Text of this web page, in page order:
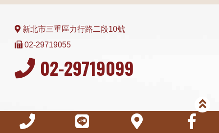
新北市三重區力行路二段10號
02-29719055
02-29719099